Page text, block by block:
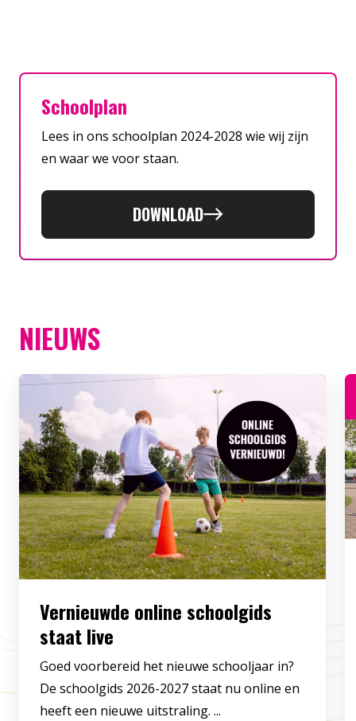
Schoolplan
Lees in ons schoolplan 2024-2028 wie wij zijn
en waar we voor staan.
DOWNLOAD
NIEUWS
Vernieuwde online schoolgids
staat live
Goed voorbereid het nieuwe schooljaar in?
De schoolgids 2026-2027 staat nu online en
heeft een nieuwe uitstraling. ...